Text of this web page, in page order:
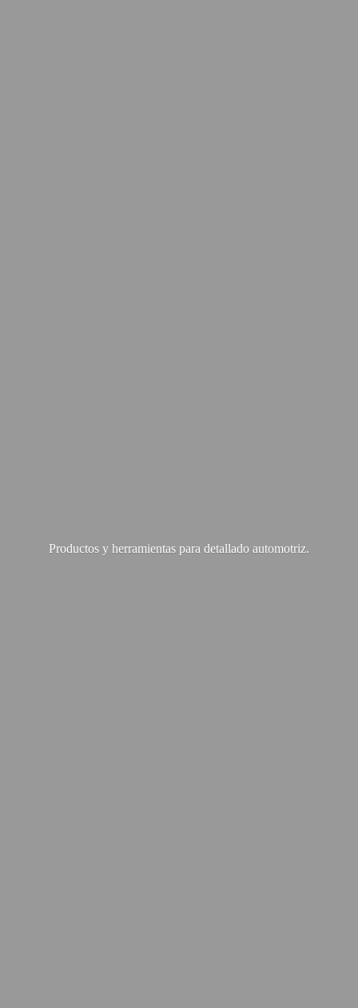
Productos y herramientas para detallado automotriz.